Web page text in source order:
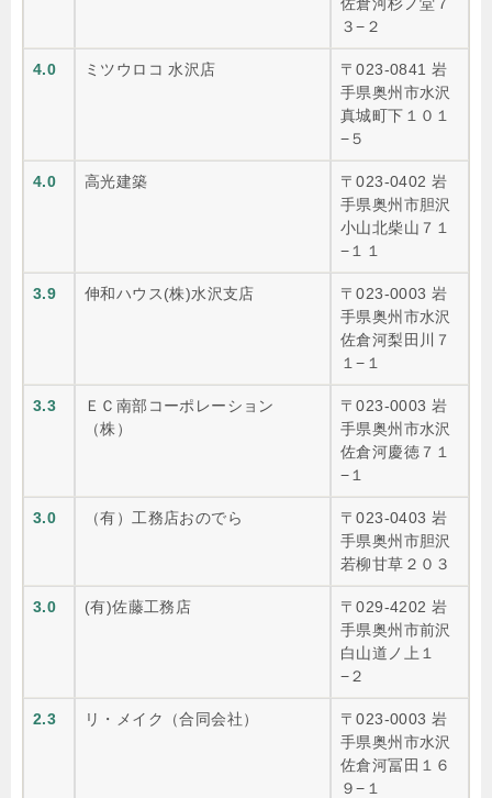
３−２
4.0 ミツウロコ 水沢店
〒023-0841 岩
手県奥州市水沢
真城町下１０１
−５
4.0 高光建築
〒023-0402 岩
手県奥州市胆沢
小山北柴山７１
−１１
3.9 伸和ハウス(株)水沢支店
〒023-0003 岩
手県奥州市水沢
佐倉河梨田川７
１−１
3.3
ＥＣ南部コーポレーション
（株）
〒023-0003 岩
手県奥州市水沢
佐倉河慶徳７１
−１
3.0 （有）工務店おのでら
〒023-0403 岩
手県奥州市胆沢
若柳甘草２０３
3.0 (有)佐藤工務店
〒029-4202 岩
手県奥州市前沢
白山道ノ上１
−２
2.3 リ・メイク（合同会社）
〒023-0003 岩
手県奥州市水沢
佐倉河冨田１６
９−１